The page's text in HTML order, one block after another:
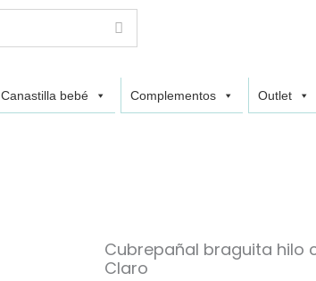
Canastilla bebé Complementos Outlet
Cubrepañal braguita hilo
Claro
Cubrepañal
braguita